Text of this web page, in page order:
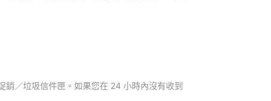
銷／垃圾信件匣。如果您在 24 小時內沒有收到